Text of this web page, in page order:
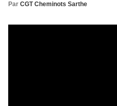
Par CGT Cheminots Sarthe